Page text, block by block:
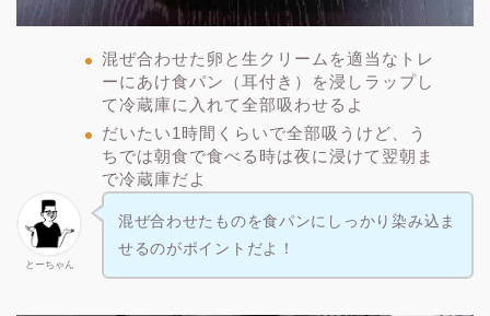
混ぜ合わせた卵と生クリームを適当なトレ
ーにあけ食パン（耳付き）を浸しラップし
て冷蔵庫に入れて全部吸わせるよ
だいたい1時間くらいで全部吸うけど、う
ちでは朝食で食べる時は夜に浸けて翌朝ま
で冷蔵庫だよ
とーちゃん
混ぜ合わせたものを食パンにしっかり染み込ま
せるのがポイントだよ！